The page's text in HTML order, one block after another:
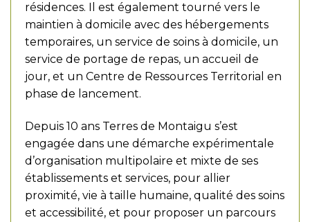
résidences. Il est également tourné vers le
maintien à domicile avec des hébergements
temporaires, un service de soins à domicile, un
service de portage de repas, un accueil de
jour, et un Centre de Ressources Territorial en
phase de lancement.
Depuis 10 ans Terres de Montaigu s’est
engagée dans une démarche expérimentale
d’organisation multipolaire et mixte de ses
établissements et services, pour allier
proximité, vie à taille humaine, qualité des soins
et accessibilité, et pour proposer un parcours